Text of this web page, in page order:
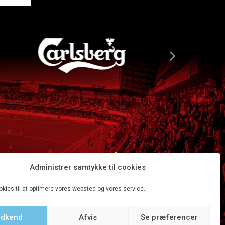
Administrer samtykke til cookies
til at optimere vores websted og vores service.
Afvis Se præferencer